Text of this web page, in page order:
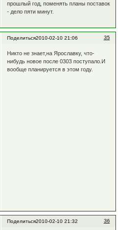
прошлый год, поменять планы поставок
- дело пяти минут.
Поделиться 35
2010-02-10 21:06
Никто не знает,на Ярославку, что-
нибудь новое после 0303 поступало.И
вообще планируется в этом году.
Поделиться 36
2010-02-10 21:32